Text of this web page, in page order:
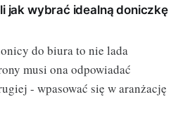
jak wybrać idealną doniczkę
do biura to nie lada
musi ona odpowiadać
- wpasować się w aranżację